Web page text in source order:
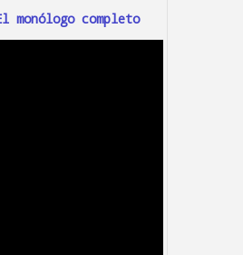
monólogo completo